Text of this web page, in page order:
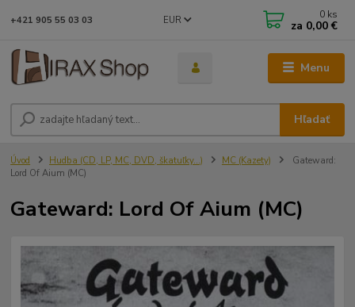
Menu
EUR
Hľadať
+421 905 55 03 03 0 ks
za 0,00 €
Úvod Hudba (CD, LP, MC, DVD, škatuľky...) MC (Kazety)
Gateward:
Lord Of Aium (MC)
Gateward: Lord Of Aium (MC)